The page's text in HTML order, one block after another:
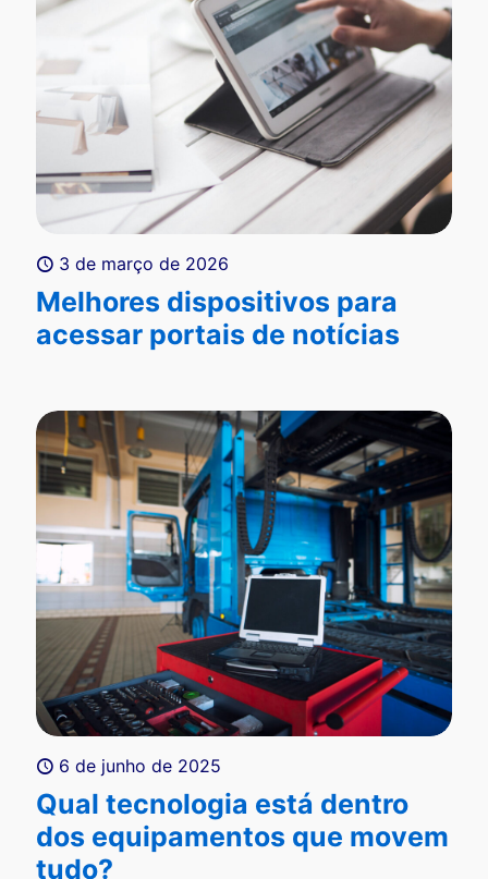
3 de março de 2026
Melhores dispositivos para
acessar portais de notícias
6 de junho de 2025
Qual tecnologia está dentro
dos equipamentos que movem
tudo?